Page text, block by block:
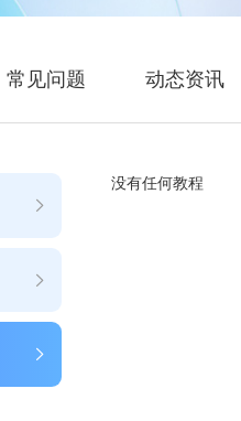
常见问题 动态资讯
没有任何教程